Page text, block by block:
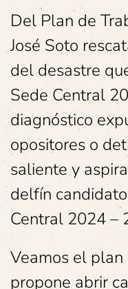
Del Plan de
José Soto
del desastre
Sede Central
diagnóstico
opositores o
saliente y
delfín
Central 2024 –
Veamos el plan
propone abrir